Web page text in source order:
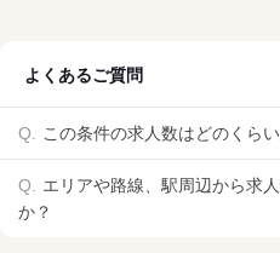
よくあるご質問
この条件の求人数はどのくら
エリアや路線、駅周辺から求
か？